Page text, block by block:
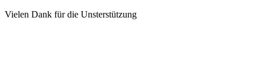
Vielen Dank für die Unsterstützung